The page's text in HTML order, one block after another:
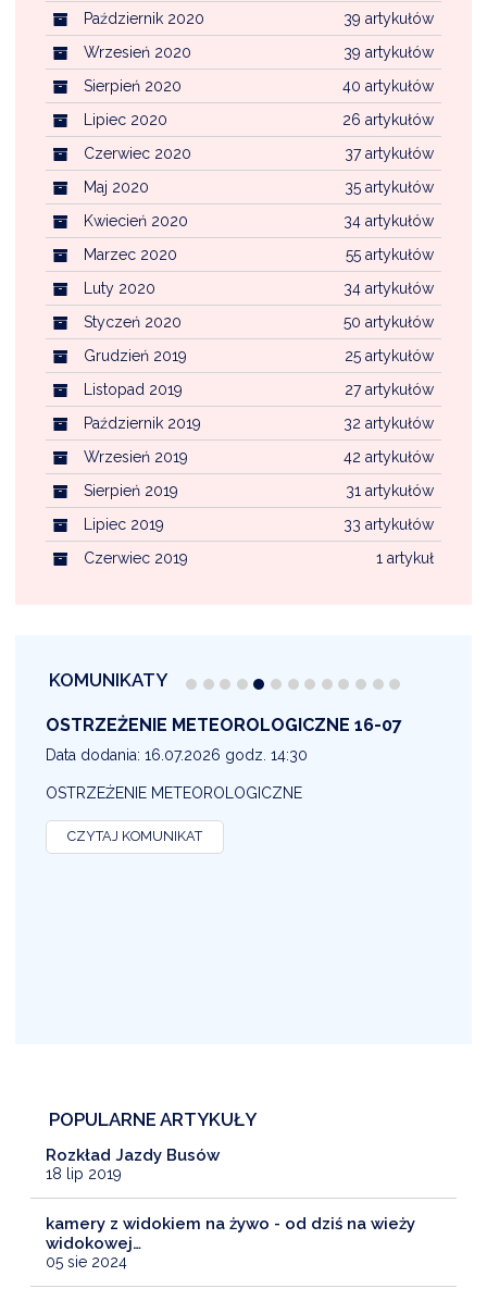
39 artykułów
Październik 2020
39 artykułów
Wrzesień 2020
40 artykułów
Sierpień 2020
26 artykułów
Lipiec 2020
37 artykułów
Czerwiec 2020
35 artykułów
Maj 2020
34 artykułów
Kwiecień 2020
55 artykułów
Marzec 2020
34 artykułów
Luty 2020
50 artykułów
Styczeń 2020
25 artykułów
Grudzień 2019
27 artykułów
Listopad 2019
32 artykułów
Październik 2019
42 artykułów
Wrzesień 2019
31 artykułów
Sierpień 2019
33 artykułów
Lipiec 2019
1 artykuł
Czerwiec 2019
KOMUNIKATY
OSTRZEŻENIE METEOROLOGICZNE 16-07
Data dodania: 16.07.2026 godz. 14:30
OSTRZEŻENIE METEOROLOGICZNE
CZYTAJ KOMUNIKAT
POPULARNE ARTYKUŁY
Rozkład Jazdy Busów
18 lip 2019
kamery z widokiem na żywo - od dziś na wieży
widokowej…
05 sie 2024